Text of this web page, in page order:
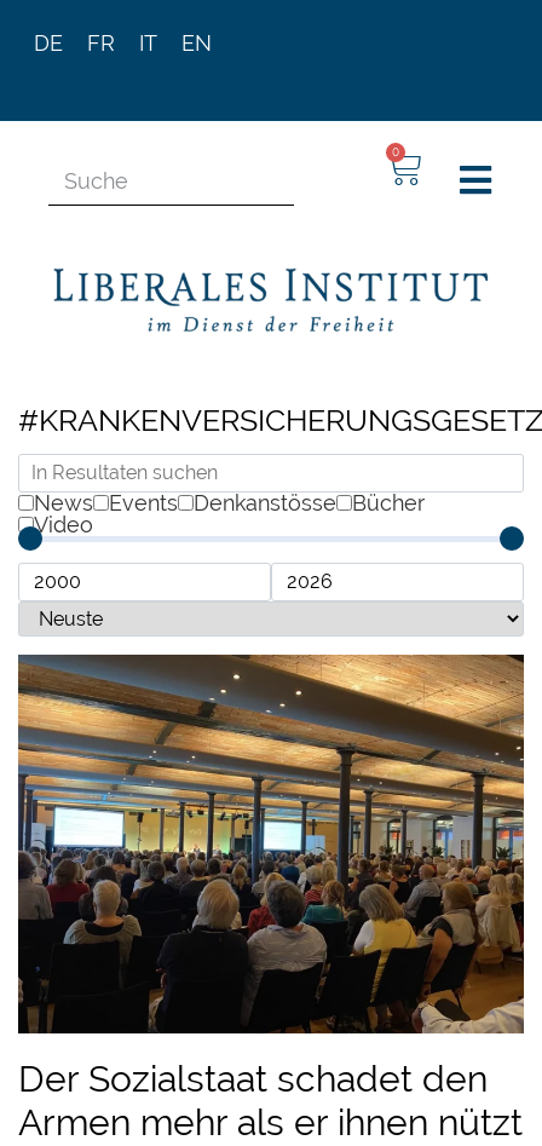
DE FR IT EN
0
News Events Denkanstösse
Bücher
Video
Der Sozialstaat schadet den
Armen mehr als er ihnen nützt